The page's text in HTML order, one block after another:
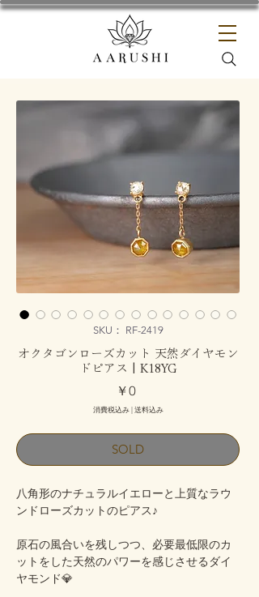
SKU： RF-2419
オクタゴンローズカット 天然ダイヤモン
ドピアス | K18YG
￥0価
格
消費税込み|送料込み
SOLD
八角形のナチュラルイエローと上質なラウ
ンドローズカットのピアス♪
原石の風合いを残しつつ、必要最低限のカ
ットをした天然のパワーを感じさせるダイ
ヤモンド💎